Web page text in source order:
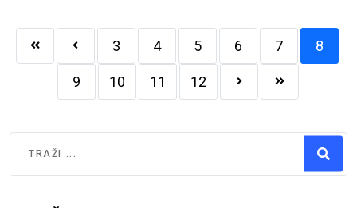
3 4 5 6 7 8
9 10 11 12
Type 2 or more characters for results.